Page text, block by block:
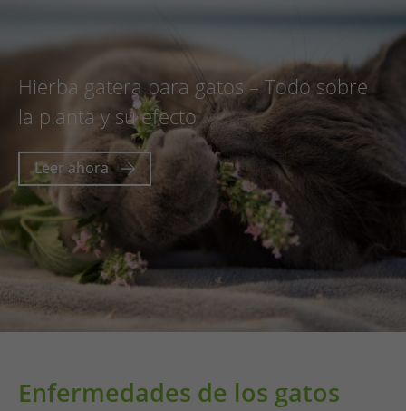
Hierba gatera para gatos – Todo sobre
la planta y su efecto
Leer ahora
Enfermedades de los gatos